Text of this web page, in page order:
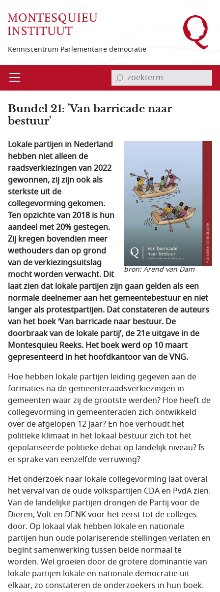
Kenniscentrum Parlementaire democratie
Open invoerveld zoekterm
Bundel 21: 'Van barricade naar
bestuur'
bron: Arend van Dam
Lokale partijen in Nederland
hebben niet alleen de
raadsverkiezingen van 2022
gewonnen, zij zijn ook als
sterkste uit de
collegevorming gekomen.
Ten opzichte van 2018 is hun
aandeel met 20% gestegen.
Zij kregen bovendien meer
wethouders dan op grond
van de verkiezingsuitslag
mocht worden verwacht. Dit
laat zien dat lokale partijen zijn gaan gelden als een
normale deelnemer aan het gemeentebestuur en niet
langer als protestpartijen. Dat constateren de auteurs
van het boek ‘Van barricade naar bestuur. De
doorbraak van de lokale partij’, de 21e uitgave in de
Montesquieu Reeks. Het boek werd op 10 maart
gepresenteerd in het hoofdkantoor van de VNG.
Hoe hebben lokale partijen leiding gegeven aan de
formaties na de gemeenteraadsverkiezingen in
gemeenten waar zij de grootste werden? Hoe heeft de
collegevorming in gemeenteraden zich ontwikkeld
over de afgelopen 12 jaar? En hoe verhoudt het
politieke klimaat in het lokaal bestuur zich tot het
gepolariseerde politieke debat op landelijk niveau? Is
er sprake van eenzelfde verruwing?
Het onderzoek naar lokale collegevorming laat overal
het verval van de oude volkspartijen CDA en PvdA zien.
Van de landelijke partijen drongen de Partij voor de
Dieren, Volt en DENK voor het eerst tot de colleges
door. Op lokaal vlak hebben lokale en nationale
partijen hun oude polariserende stellingen verlaten en
begint samenwerking tussen beide normaal te
worden. Wel groeien door de grotere dominantie van
lokale partijen lokale en nationale democratie uit
elkaar, zo constateren de onderzoekers in hun boek.